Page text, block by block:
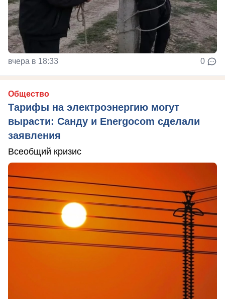
вчера в 18:33 0
Общество
Тарифы на электроэнергию могут
вырасти: Санду и Energocom сделали
заявления
Всеобщий кризис